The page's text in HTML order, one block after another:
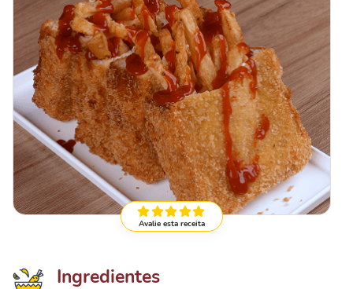
Avalie esta receita
Ingredientes